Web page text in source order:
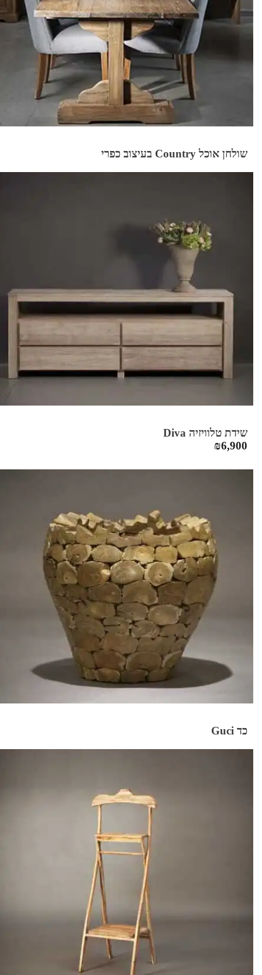
שולחן אוכל Country בעיצוב כפרי
שידת טלוויזיה Diva
₪6,900
כד Guci